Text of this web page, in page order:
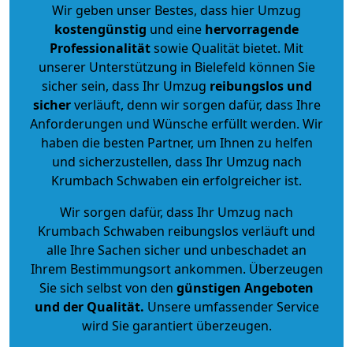
Wir geben unser Bestes, dass hier Umzug
kostengünstig und eine hervorragende
Professionalitätsowie Qualität bietet. Mit
unserer Unterstützung in Bielefeld können Sie
sicher sein, dass Ihr Umzug reibungslos und
sicherverläuft, denn wir sorgen dafür, dass Ihre
Anforderungen und Wünsche erfüllt werden. Wir
haben die besten Partner, um Ihnen zu helfen
und sicherzustellen, dass Ihr Umzug nach
Krumbach Schwaben ein erfolgreicher ist.
Wir sorgen dafür, dass Ihr Umzug nach
Krumbach Schwaben reibungslos verläuft und
alle Ihre Sachen sicher und unbeschadet an
Ihrem Bestimmungsort ankommen. Überzeugen
Sie sich selbst von den günstigen Angeboten
und der Qualität. Unsere umfassender Service
wird Sie garantiert überzeugen.